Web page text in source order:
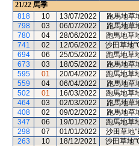
21/22 馬季
818
10 13/07/2022 跑馬地草
798
03 06/07/2022 跑馬地草
780
04 28/06/2022 跑馬地草
741
02 12/06/2022 沙田草地
694
06 25/05/2022 跑馬地草
673
03 18/05/2022 跑馬地草
595
01 20/04/2022 跑馬地草
559
04 06/04/2022 跑馬地草
502
01 16/03/2022 跑馬地草
464
03 02/03/2022 跑馬地草
408
02 09/02/2022 跑馬地草
347
06 19/01/2022 跑馬地草
298
07 01/01/2022 沙田草地
263
10 18/12/2021 沙田草地